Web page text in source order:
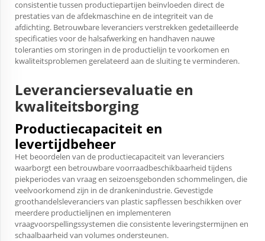
consistentie tussen productiepartijen beïnvloeden direct de
prestaties van de afdekmaschine en de integriteit van de
afdichting. Betrouwbare leveranciers verstrekken gedetailleerde
specificaties voor de halsafwerking en handhaven nauwe
toleranties om storingen in de productielijn te voorkomen en
kwaliteitsproblemen gerelateerd aan de sluiting te verminderen.
Leveranciersevaluatie en
kwaliteitsborging
Productiecapaciteit en
levertijdbeheer
Het beoordelen van de productiecapaciteit van leveranciers
waarborgt een betrouwbare voorraadbeschikbaarheid tijdens
piekperiodes van vraag en seizoensgebonden schommelingen, die
veelvoorkomend zijn in de drankenindustrie. Gevestigde
groothandelsleveranciers van plastic sapflessen beschikken over
meerdere productielijnen en implementeren
vraagvoorspellingssystemen die consistente leveringstermijnen en
schaalbaarheid van volumes ondersteunen.